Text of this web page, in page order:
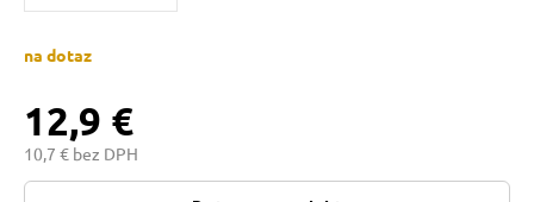
mačky
na dotaz
12,9 €
10,7 € bez DPH